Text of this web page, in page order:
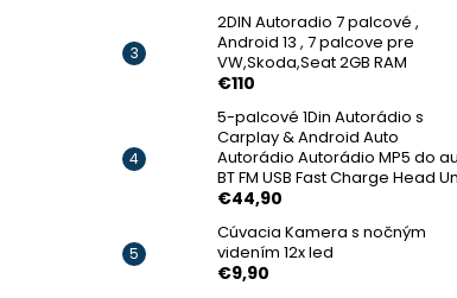
2DIN Autoradio 7 palcové ,
Android 13 , 7 palcove pre
VW,Skoda,Seat 2GB RAM
€110
5-palcové 1Din Autorádio s
Carplay & Android Auto
Autorádio Autorádio MP5 do
BT FM USB Fast Charge Head
€44,90
Cúvacia Kamera s nočným
videním 12x led
€9,90